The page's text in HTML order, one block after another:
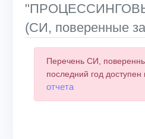
(СИ, поверенные
Перечень СИ,
последний год доступен
отчета